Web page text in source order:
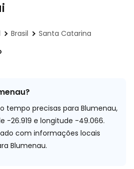
Brasil
Santa Catarina
tempo precisas para Blumenau,
-26.919 e longitude -49.066.
com informações locais
Blumenau.